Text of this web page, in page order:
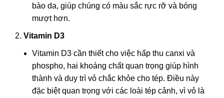
bào da, giúp chúng có màu sắc rực rỡ và bóng
mượt hơn.
Vitamin D3
Vitamin D3 cần thiết cho việc hấp thu canxi và
phospho, hai khoáng chất quan trọng giúp hình
thành và duy trì vỏ chắc khỏe cho tép. Điều này
đặc biệt quan trọng với các loài tép cảnh, vì vỏ là